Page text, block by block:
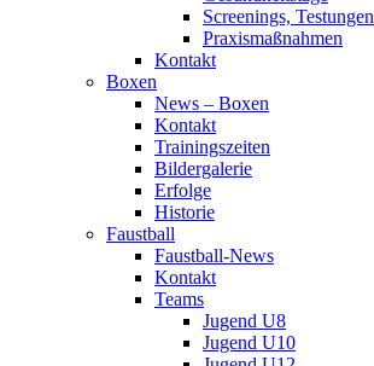
Screenings, Testungen
Praxismaßnahmen
Kontakt
Boxen
News – Boxen
Kontakt
Trainingszeiten
Bildergalerie
Erfolge
Historie
Faustball
Faustball-News
Kontakt
Teams
Jugend U8
Jugend U10